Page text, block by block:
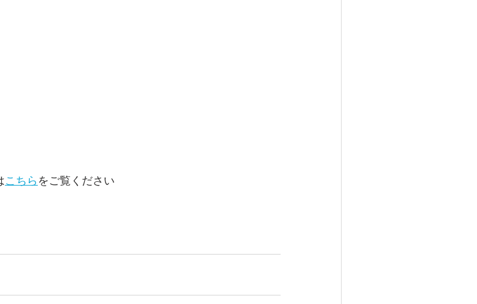
こちら をご覧ください